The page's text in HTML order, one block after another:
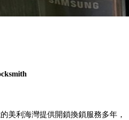
美利海灣提供開鎖換鎖服務多年，